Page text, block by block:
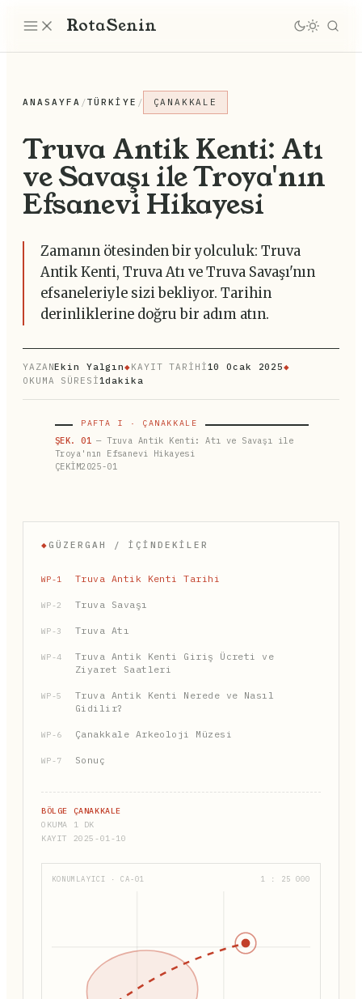
RotaSenin
ANASAYFA /TÜRKIYE / ÇANAKKALE
Truva Antik Kenti: Atı
ve Savaşı ile Troya'nın
Efsanevi Hikayesi
Zamanın ötesinden bir yolculuk: Truva
Antik Kenti, Truva Atı ve Truva Savaşı'nın
efsaneleriyle sizi bekliyor. Tarihin
derinliklerine doğru bir adım atın.
YAZANEkin Yalgın◆KAYIT TARİHİ10 Ocak 2025◆
OKUMA SÜRESİ1dakika
PAFTA I · ÇANAKKALE
ŞEK. 01 — Truva Antik Kenti: Atı ve Savaşı ile
Troya'nın Efsanevi Hikayesi
ÇEKİM2025-01
◆ GÜZERGAH / İÇINDEKILER
WP-1 Truva Antik Kenti Tarihi
WP-2 Truva Savaşı
WP-3 Truva Atı
WP-4
Truva Antik Kenti Giriş Ücreti ve
Ziyaret Saatleri
WP-5
Truva Antik Kenti Nerede ve Nasıl
Gidilir?
WP-6 Çanakkale Arkeoloji Müzesi
WP-7 Sonuç
BÖLGE ÇANAKKALE
OKUMA 1 DK
KAYIT 2025-01-10
KONUMLAYICI · CA-01 1 : 25 000